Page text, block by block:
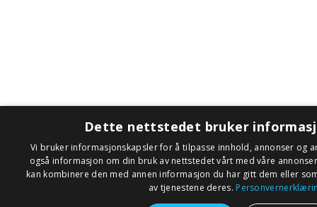
Dette nettstedet bruker
Vi bruker informasjonskapsler for å tilpasse innhold, annonser og
også informasjon om din bruk av nettstedet vårt med våre
kan kombinere den med annen informasjon du har gitt dem eller
av tjenestene deres.